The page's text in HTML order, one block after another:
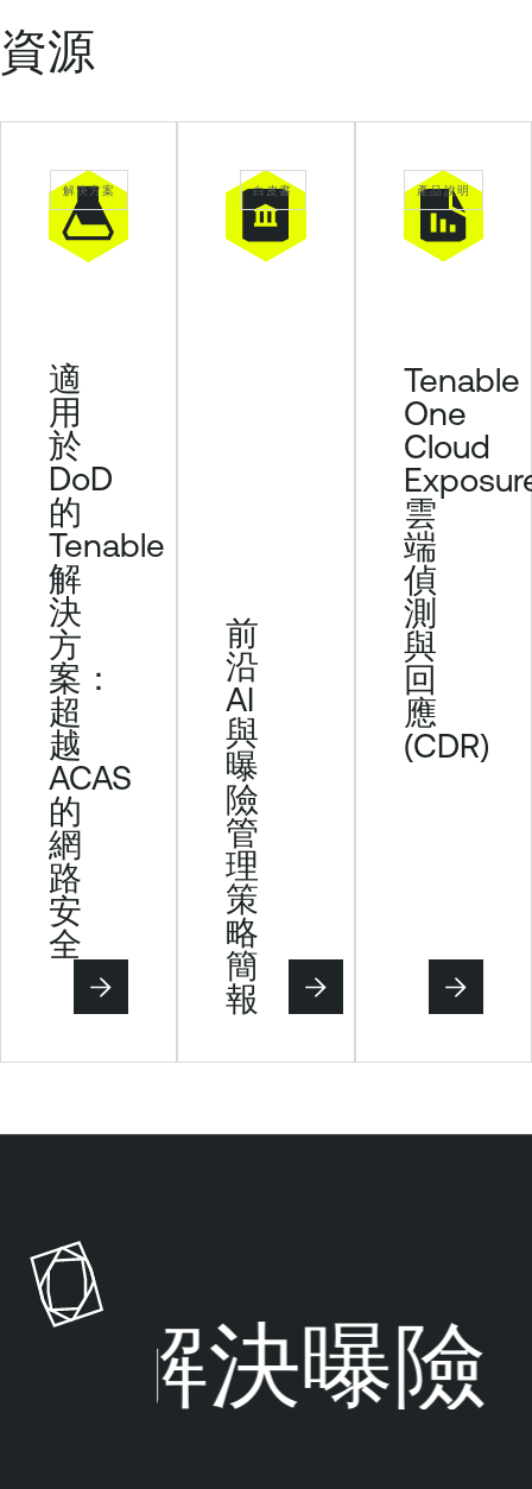
S
e
u
t
y
a
b
e
O
n
資源
解決方案
適
用
於
DoD
的
Tenable
解
決
方
案：
超
越
ACAS
的
網
路
安
全
白皮書
前
沿
AI
與
曝
險
管
理
策
略
簡
報
產品說明
Tenable
One
Cloud
雲
端
偵
測
與
回
應
(CDR)
解決曝險